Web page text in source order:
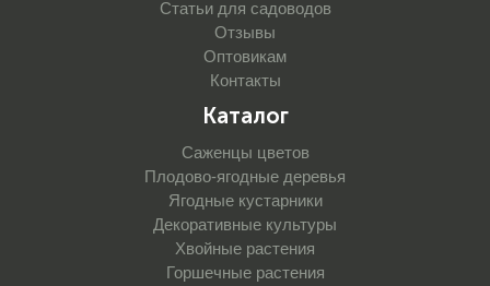
Статьи для садоводов
Отзывы
Оптовикам
Контакты
Каталог
Саженцы цветов
Плодово-ягодные деревья
Ягодные кустарники
Декоративные культуры
Хвойные растения
Горшечные растения